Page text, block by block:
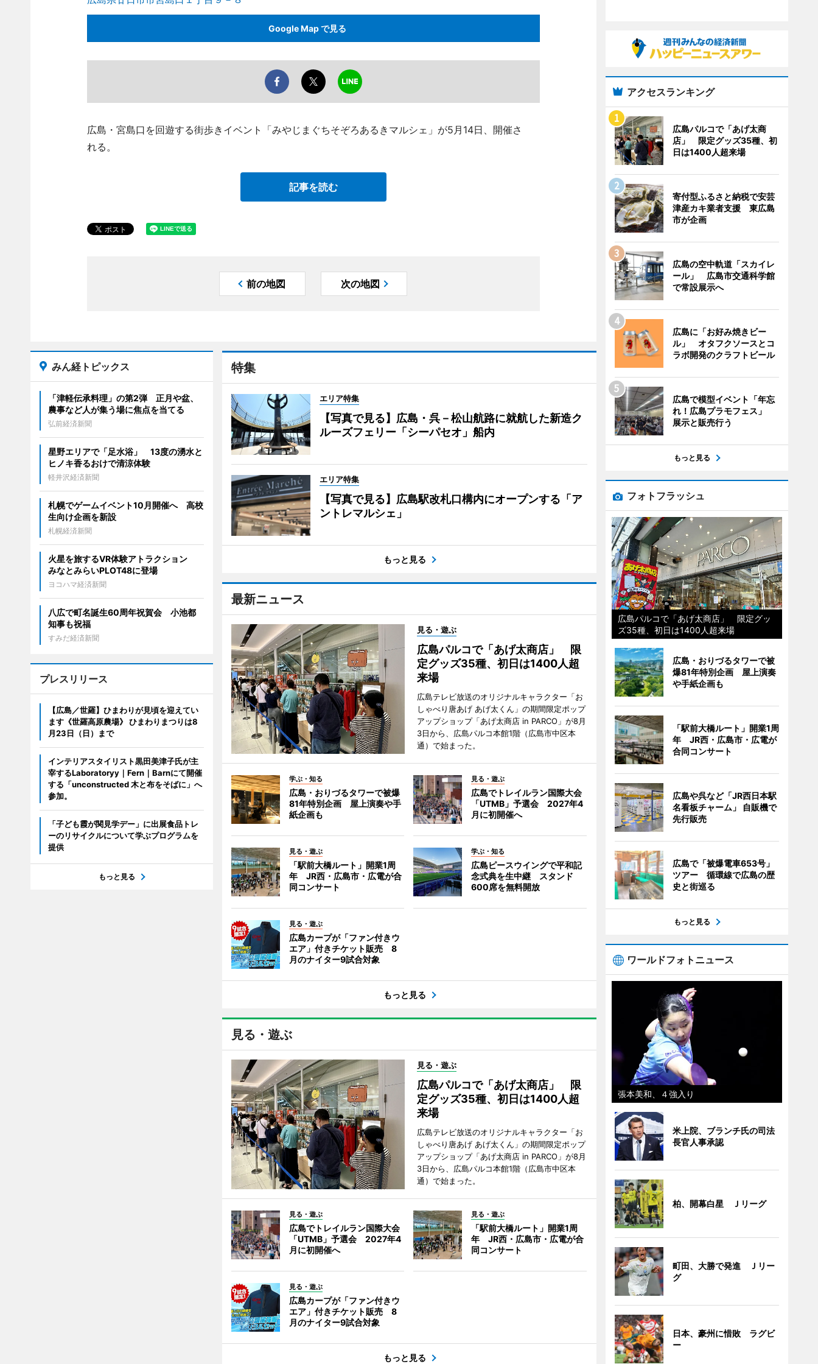
Google Map で見る
広島・宮島口を回遊する街歩きイベント「みやじまぐちそぞろあるきマルシェ」が5月14日、開催さ
れる。
記事を読む
前の地図 次の地図
特集
エリア特集
【写真で見る】広島・呉－松山航路に就航した新造ク
ルーズフェリー「シーパセオ」船内
エリア特集
【写真で見る】広島駅改札口構内にオープンする「ア
ントレマルシェ」
もっと見る
最新ニュース
見る・遊ぶ
広島パルコで「あげ太商店」 限
定グッズ35種、初日は1400人超
来場
広島テレビ放送のオリジナルキャラクター「お
しゃべり唐あげ あげ太くん」の期間限定ポップ
アップショップ「あげ太商店 in PARCO」が8月
3日から、広島パルコ本館1階（広島市中区本
通）で始まった。
学ぶ・知る
広島・おりづるタワーで被爆
81年特別企画 屋上演奏や手
紙企画も
見る・遊ぶ
広島でトレイルラン国際大会
「UTMB」予選会 2027年4
月に初開催へ
見る・遊ぶ
「駅前大橋ルート」開業1周
年 JR西・広島市・広電が合
同コンサート
学ぶ・知る
広島ピースウイングで平和記
念式典を生中継 スタンド
600席を無料開放
見る・遊ぶ
広島カープが「ファン付きウ
エア」付きチケット販売 8
月のナイター9試合対象
もっと見る
見る・遊ぶ
見る・遊ぶ
広島パルコで「あげ太商店」 限
定グッズ35種、初日は1400人超
来場
広島テレビ放送のオリジナルキャラクター「お
しゃべり唐あげ あげ太くん」の期間限定ポップ
アップショップ「あげ太商店 in PARCO」が8月
3日から、広島パルコ本館1階（広島市中区本
通）で始まった。
見る・遊ぶ
広島でトレイルラン国際大会
「UTMB」予選会 2027年4
月に初開催へ
見る・遊ぶ
「駅前大橋ルート」開業1周
年 JR西・広島市・広電が合
同コンサート
見る・遊ぶ
広島カープが「ファン付きウ
エア」付きチケット販売 8
月のナイター9試合対象
もっと見る
みん経トピックス
「津軽伝承料理」の第2弾 正月や盆、
農事など人が集う場に焦点を当てる
弘前経済新聞
星野エリアで「足水浴」 13度の湧水と
ヒノキ香るおけで清涼体験
軽井沢経済新聞
札幌でゲームイベント10月開催へ 高校
生向け企画を新設
札幌経済新聞
火星を旅するVR体験アトラクション
みなとみらいPLOT48に登場
ヨコハマ経済新聞
八広で町名誕生60周年祝賀会 小池都
知事も祝福
すみだ経済新聞
プレスリリース
【広島／世羅】ひまわりが見頃を迎えてい
ます《世羅高原農場》 ひまわりまつりは8
月23日（日）まで
インテリアスタイリスト黒田美津子氏が主
宰するLaboratoryy｜Fern｜Barnにて開催
する「unconstructed 木と布をそばに」へ
参加。
「子ども霞が関見学デー」に出展食品トレ
ーのリサイクルについて学ぶプログラムを
提供
もっと見る
アクセスランキング
広島パルコで「あげ太商
店」 限定グッズ35種、初
日は1400人超来場
寄付型ふるさと納税で安芸
津産カキ業者支援 東広島
市が企画
広島の空中軌道「スカイレ
ール」 広島市交通科学館
で常設展示へ
広島に「お好み焼きビー
ル」 オタフクソースとコ
ラボ開発のクラフトビール
広島で模型イベント「年忘
れ！広島プラモフェス」
展示と販売行う
もっと見る
フォトフラッシュ
広島パルコで「あげ太商店」 限定グッ
ズ35種、初日は1400人超来場
広島・おりづるタワーで被
爆81年特別企画 屋上演奏
や手紙企画も
「駅前大橋ルート」開業1周
年 JR西・広島市・広電が
合同コンサート
広島や呉など「JR西日本駅
名看板チャーム」 自販機で
先行販売
広島で「被爆電車653号」
ツアー 循環線で広島の歴
史と街巡る
もっと見る
ワールドフォトニュース
張本美和、４強入り
米上院、ブランチ氏の司法
長官人事承認
柏、開幕白星 Ｊリーグ
町田、大勝で発進 Ｊリー
グ
日本、豪州に惜敗 ラグビ
ー